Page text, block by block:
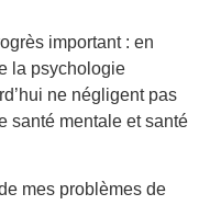
important : en
la psychologie
ne négligent pas
santé mentale et santé
mes problèmes de